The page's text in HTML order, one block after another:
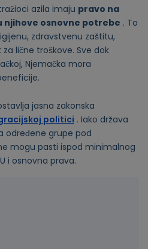
azila imaju pravo na
osnovne potrebe . To
zdravstvenu zaštitu,
lične troškove. Sve dok
Njemačka mora
jasna zakonska
politici . Iako država
određene grupe pod
mogu pasti ispod minimalnog
i osnovna prava.